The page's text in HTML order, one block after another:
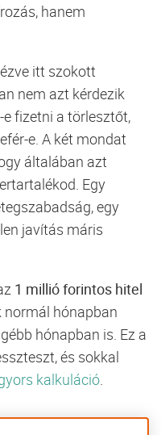
hanem
itt szokott
nem azt kérdezik
efizetni a törlesztőt,
e. A két mondat
általában azt
Egy
egy
javítás máris
1 millióforintos hitel
normál hónapban
hónapban is. Ez a
és sokkal
kalkuláció